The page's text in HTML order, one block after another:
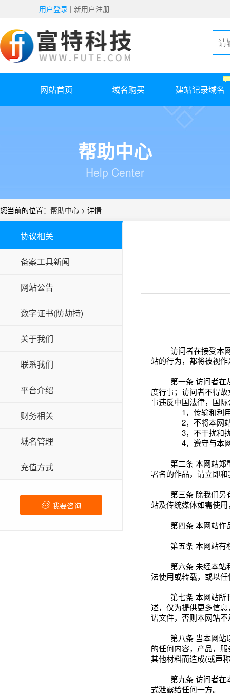
用户登录 | 新用户注册
网站首页 域名购买 建站记录域名
帮助中心
Help Center
您当前的位置： 帮助中心 > 详情
协议相关
备案工具新闻
网站公告
数字证书(防劫持)
关于我们
联系我们
平台介绍
财务相关
域名管理
充值方式
我要咨询
访问者在接受本
站的行为，都将被视
第一条访问者在
度行事；访问者不得
事违反中国法律，国
1， 传输和利
2， 不将本网
3， 不干扰和
4， 遵守与本
第二条本网站郑
署名的作品，请立即
第三条 除我们另
站及传统媒体如需使
第四条本网站作
第五条本网站有
第六条 未经本站
法使用或转载，或以
第七条本网站所
述，仅为提供更多信
诺文件，否则本网站
第八条 当本网站
的任何内容，产品，
其他材料而造成(或声
第九条访问者在
式泄露给任何一方。